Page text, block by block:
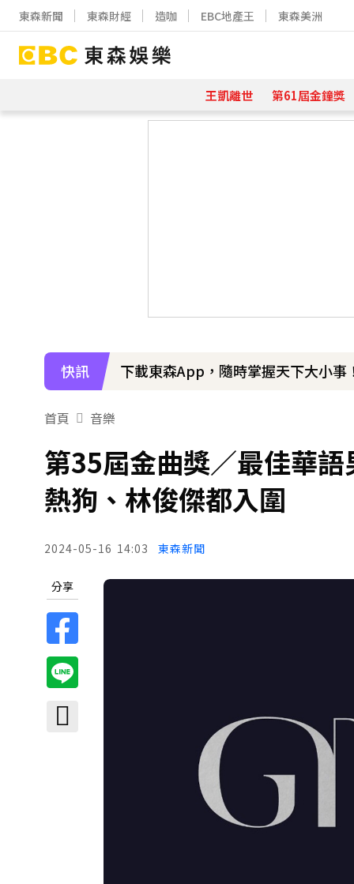
東森新聞 東森財經 造咖 EBC地產王 東森美洲
王凱離世 第61屆金鐘獎
快訊 下載東森App，隨時掌握天下大小事
首頁 音樂
第35屆金曲獎／最佳華
熱狗、林俊傑都入圍
2024-05-16 14:03 東森新聞
分享